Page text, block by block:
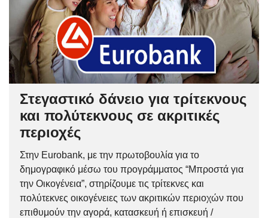
Στεγαστικό δάνειο για τρίτεκνους
και πολύτεκνους σε ακριτικές
περιοχές
Στην Eurobank, με την πρωτοβουλία για το
δημογραφικό μέσω του προγράμματος “Μπροστά για
την Οικογένεια”, στηρίζουμε τις τρίτεκνες και
πολύτεκνες οικογένειες των ακριτικών περιοχών που
επιθυμούν την αγορά, κατασκευή ή επισκευή /